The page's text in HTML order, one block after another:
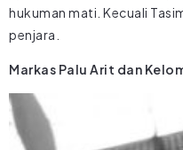
hukuman mati. Kecuali
penjara.
Markas Palu Arit dan